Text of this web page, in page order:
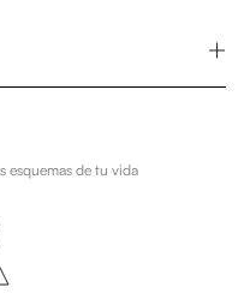
esquemas de tu vida